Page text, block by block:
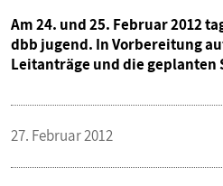
INTERNATIONALES
VERANSTALTUNGEN UND
Am 24. und 25. Februar 2012
dbb jugend. In Vorbereitung
Leitanträge und die geplanten
27. Februar 2012